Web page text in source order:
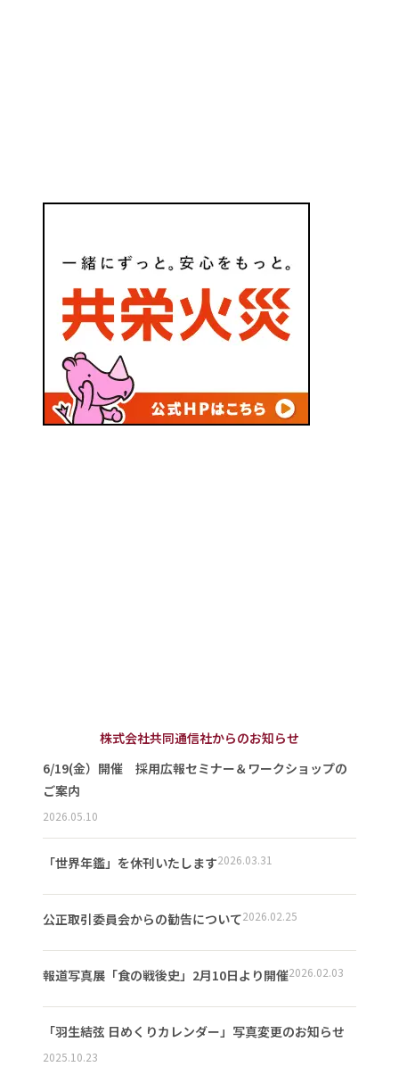
株式会社共同通信社からのお知らせ
6/19(金）開催 採用広報セミナー＆ワークショップの
ご案内
2026.05.10
「世界年鑑」を休刊いたします2026.03.31
公正取引委員会からの勧告について2026.02.25
報道写真展「食の戦後史」2月10日より開催2026.02.03
「羽生結弦 日めくりカレンダー」写真変更のお知らせ
2025.10.23